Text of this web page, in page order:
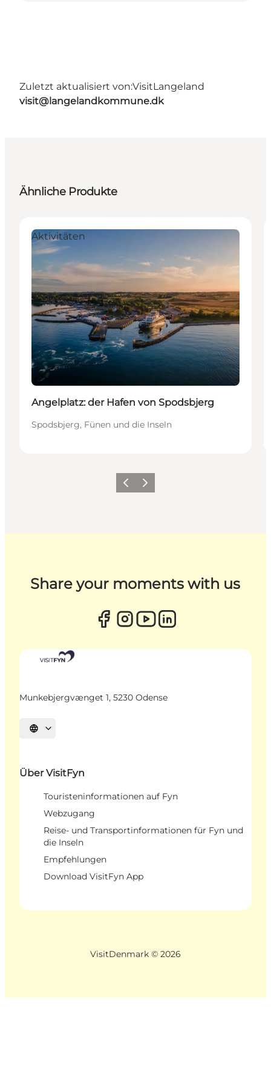
Zuletzt aktualisiert von:VisitLangeland
visit@langelandkommune.dk
Ähnliche Produkte
Aktivitäten
Angelplatz: der Hafen von Spodsbjerg
Spodsbjerg, Fünen und die Inseln
ZurückWeiter
Share your moments with us
Munkebjergvænget 1, 5230 Odense
Sprache auswählen
Über VisitFyn
Touristeninformationen auf Fyn
Webzugang
Reise- und Transportinformationen für Fyn und
die Inseln
Empfehlungen
Download VisitFyn App
VisitDenmark © 2026